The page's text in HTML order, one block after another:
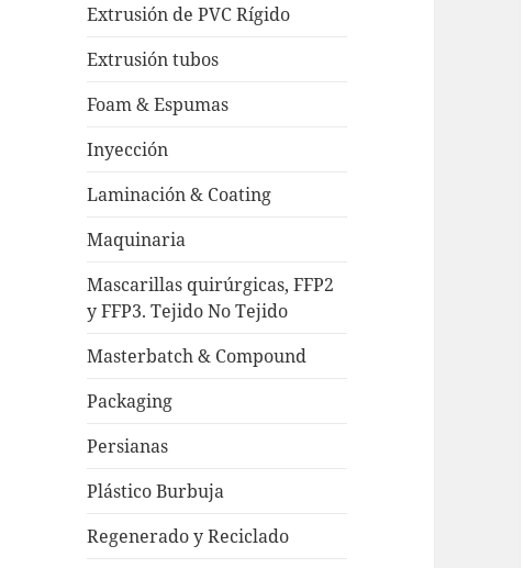
Extrusión de PVC Rígido
Extrusión tubos
Foam & Espumas
Inyección
Laminación & Coating
Maquinaria
Mascarillas quirúrgicas, FFP2
y FFP3. Tejido No Tejido
Masterbatch & Compound
Packaging
Persianas
Plástico Burbuja
Regenerado y Reciclado